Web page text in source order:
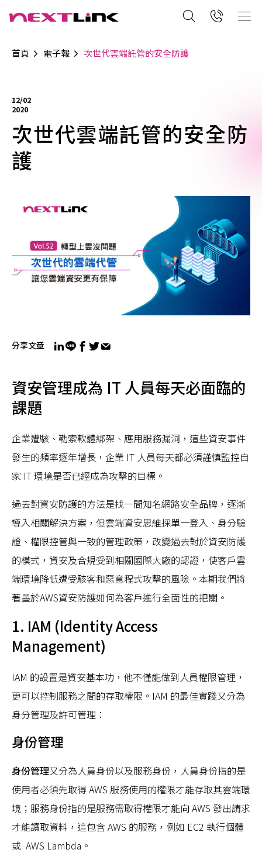
首頁 電子報 次世代雲端託管的安全防護
12/02
2020
次世代雲端託管的安全防
護
分享文章
資安管理成為 IT 人員每天必面臨的
課題
企業遭駭、勒索軟體綁架、應用服務漏洞，這些資安事件
發生的頻率逐年增長，企業 IT 人員每天都必須謹慎監控自
家 IT 環境是否已經成為攻擊的目標。
過去對資安防護的方法是找一間知名網路安全品牌，逐漸
導入相關解決方案，但雲端資安思維採單一登入、身分驗
證、權限控管與一致的管理政策，改變過去對於資安防護
的模式，資安及合規受到相關國際大廠的認證，使客戶雲
端環境降低遭受駭客和惡意程式攻擊的風險。本期我們將
著墨於AWS資安防護如何為客戶進行全面性的把關。
1. IAM (Identity Access
Management)
IAM 的設置是資安基本功，他不僅能做到人員權限管理，
更可以控制服務之間的存取權限。IAM 的最佳實踐又分為
身分管理及許可管理：
身份管理
身份管理又分為人員身份以及服務身份，人員身份指的是
使用者必須先取得 AWS 服務使用的權限才能存取其雲端環
境；服務身份指的是服務需取得權限才能向 AWS 發出請求
才能讀取資料，這包含 AWS 的服務，例如 EC2 執行個體
或 AWS Lambda。